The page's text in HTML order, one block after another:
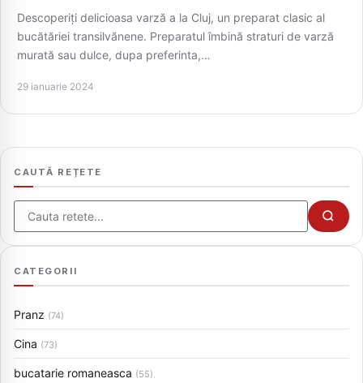
Descoperiți delicioasa varză a la Cluj, un preparat clasic al
bucătăriei transilvănene. Preparatul îmbină straturi de varză
murată sau dulce, dupa preferinta,…
29 ianuarie 2024
CAUTĂ REȚETE
Cauta
CATEGORII
Pranz (74)
Cina (73)
bucatarie romaneasca (55)